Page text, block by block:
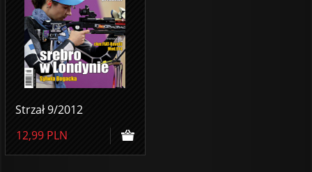
Strzał 9/2012
12,99 PLN